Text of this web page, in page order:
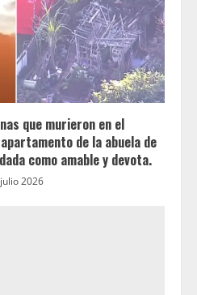
que murieron en el
de la abuela de
como amable y devota.
2026